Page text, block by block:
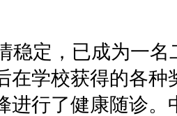
稳定，已成为一
在学校获得的各种
进行了健康随诊